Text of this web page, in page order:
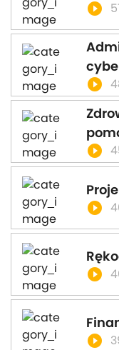
play_circle_filled
play_circle_filled
play_circle_filled
play_circle_filled
play_circle_filled
play_circle_filled